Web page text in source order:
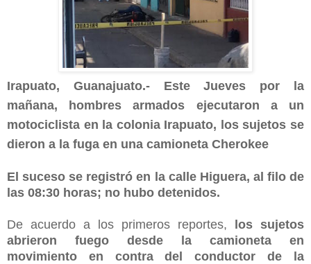
Irapuato, Guanajuato.- Este Jueves por la
mañana, hombres armados ejecutaron a un
motociclista en la colonia Irapuato, los sujetos se
dieron a la fuga en una camioneta Cherokee
El suceso se registró en la calle Higuera, al filo de
las 08:30 horas; no hubo detenidos.
De acuerdo a los primeros reportes, los sujetos
abrieron fuego desde la camioneta en
movimiento en contra del conductor de la